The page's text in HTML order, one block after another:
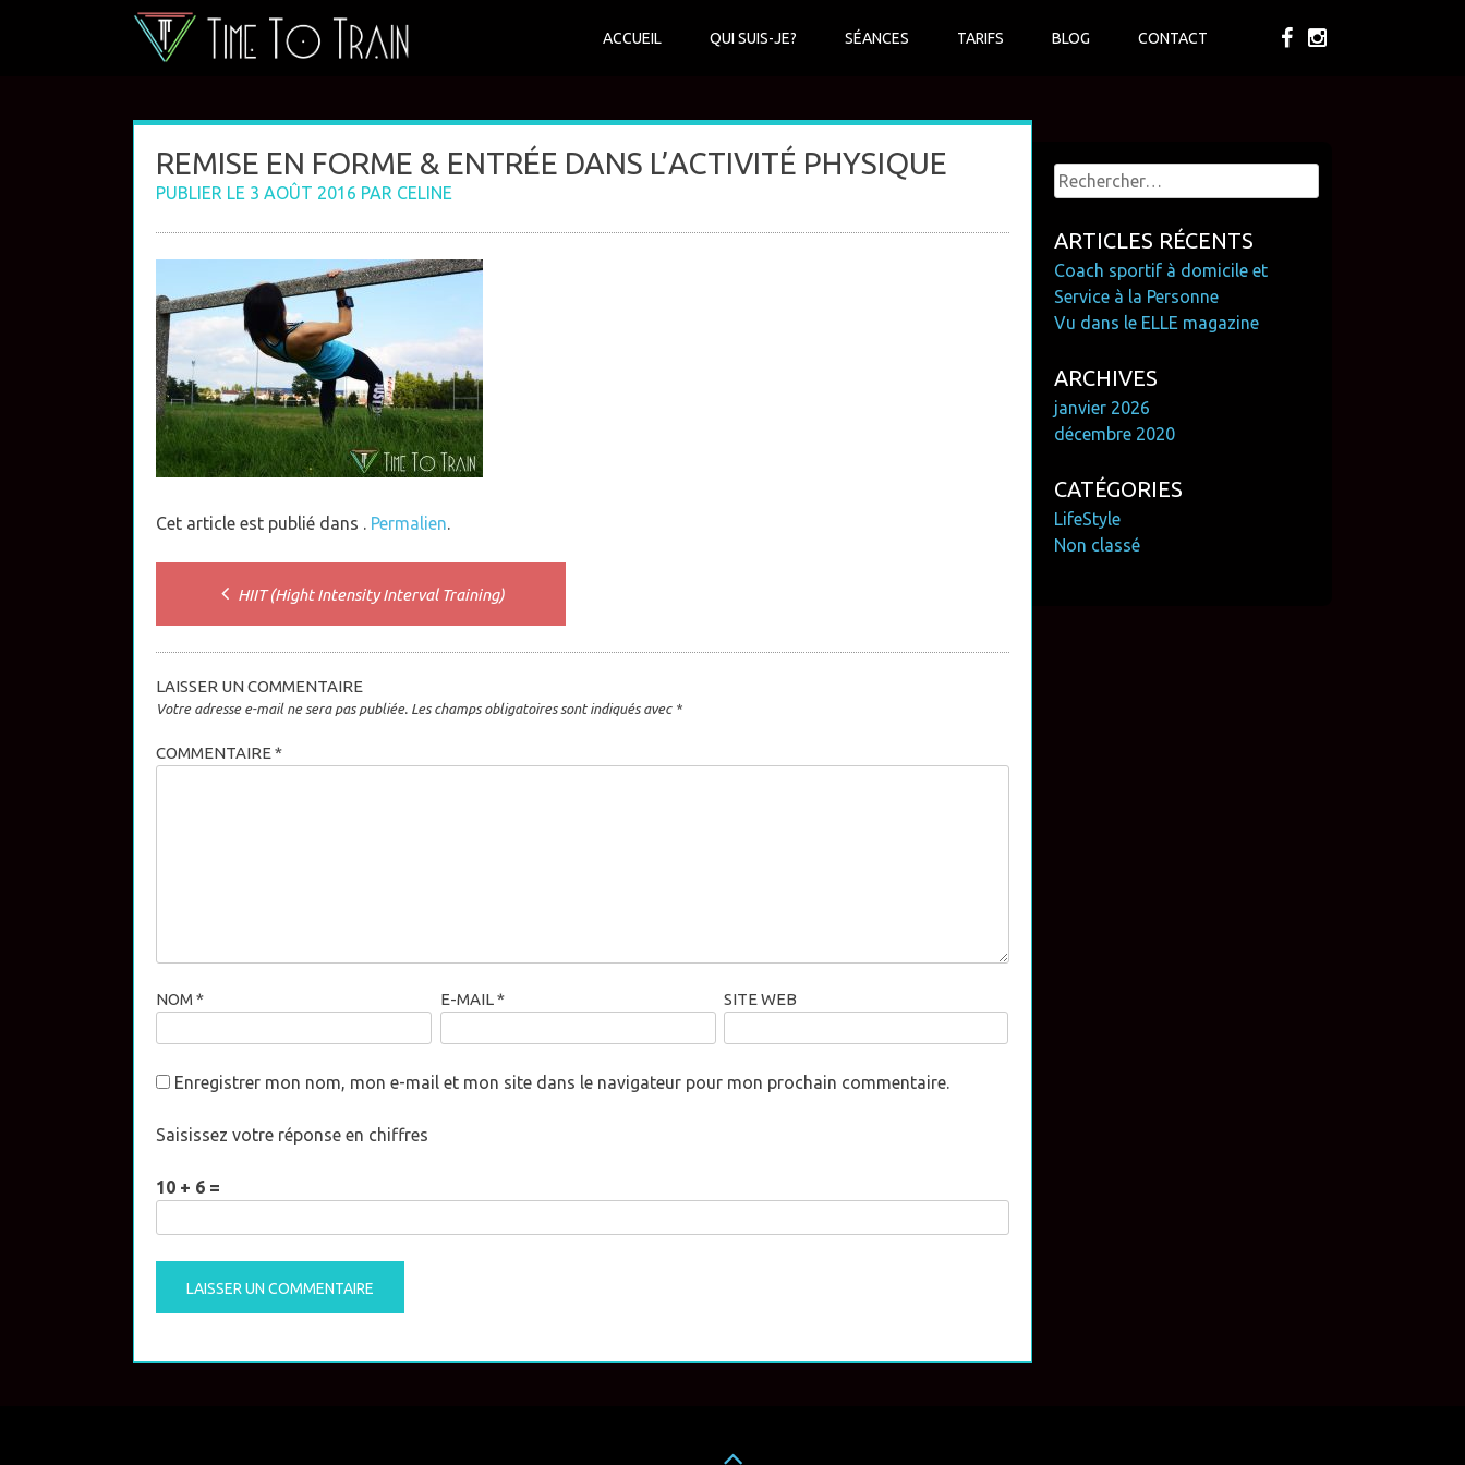
ACCUEIL QUI SUIS-JE? SÉANCES TARIFS BLOG CONTACT
REMISE EN FORME & ENTRÉE DANS L’ACTIVITÉ PHYSIQUE
PUBLIER LE 3 AOÛT 2016 PAR CELINE
Cet article est publié dans . Permalien.
Post
navigation
HIIT (Hight Intensity Interval Training)
LAISSER UN COMMENTAIRE
Votre adresse e-mail ne sera pas publiée. Les champs obligatoires sont indiqués avec *
COMMENTAIRE *
NOM * E-MAIL* SITE WEB
Enregistrer mon nom, mon e-mail et mon site dans le navigateur pour mon prochain commentaire.
Saisissez votre réponse en chiffres
10 + 6 =
Rechercher :
ARTICLES RÉCENTS
Coach sportif à domicile et
Service à la Personne
Vu dans le ELLE magazine
ARCHIVES
janvier 2026
décembre 2020
CATÉGORIES
LifeStyle
Non classé